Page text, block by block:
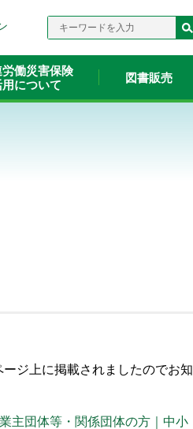
キーワードを入力
働災害保険
について
図書販売
ジ上に掲載されましたのでお知
主団体等・関係団体の方｜中小